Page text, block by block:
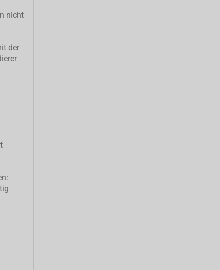
nicht
der